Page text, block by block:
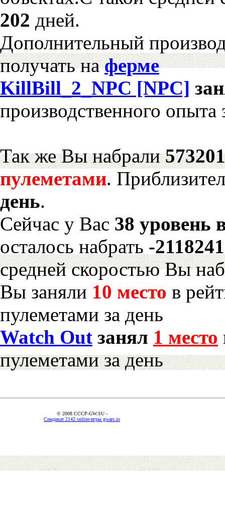
202 дней.
Дополнительный
получать наферме
KillBill_2_NPC [NPC]
производственного опыта
Так же Вы набрали
пулеметами.
день.
Сейчас у Вас 38 уровень
осталось набрать -
средней скоростью Вы
Вы заняли 10 место в
пулеметами за день
Watch Out занял 1 место
пулеметами за день
© 2008 CCCP-GW.SU -
Синдикат 2142 online-игры gwars.io